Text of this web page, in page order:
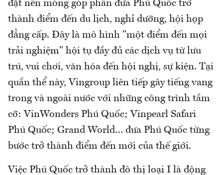
đặt nền móng góp phần đưa Phú Quốc trở
thành điểm đến du lịch, nghỉ dưỡng, hội họp
đẳng cấp. Đây là mô hình "một điểm đến mọi
trải nghiệm" hội tụ đầy đủ các dịch vụ từ lưu
trú, vui chơi, văn hóa đến hội nghị, sự kiện. Tại
quần thể này, Vingroup liên tiếp gây tiếng vang
trong và ngoài nước với những công trình tầm
cỡ: VinWonders Phú Quốc; Vinpearl Safari
Phú Quốc; Grand World… đưa Phú Quốc từng
bước trở thành điểm đến mới của thế giới.
Việc Phú Quốc trở thành đô thị loại I là động